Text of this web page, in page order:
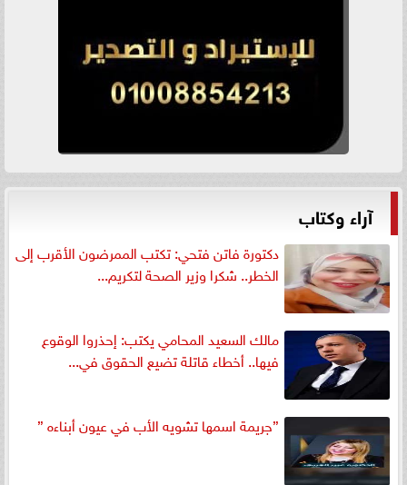
آراء وكتاب
دكتورة فاتن فتحي: تكتب الممرضون الأقرب إلى
الخطر.. شكرا وزير الصحة لتكريم...
مالك السعيد المحامي يكتب: إحذروا الوقوع
فيها.. أخطاء قاتلة تضيع الحقوق في...
”جريمة اسمها تشويه الأب في عيون أبناءه ”